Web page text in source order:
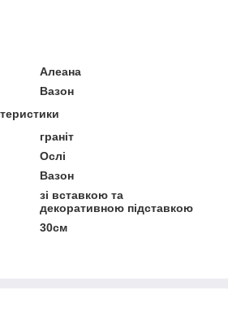
Алеана
Вазон
граніт
Ослі
Вазон
зі вставкою та
декоративною підставкою
30см